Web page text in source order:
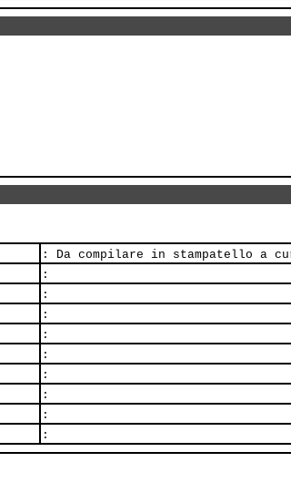
: Da compilare in stampatello a
:
:
:
:
:
:
:
:
: